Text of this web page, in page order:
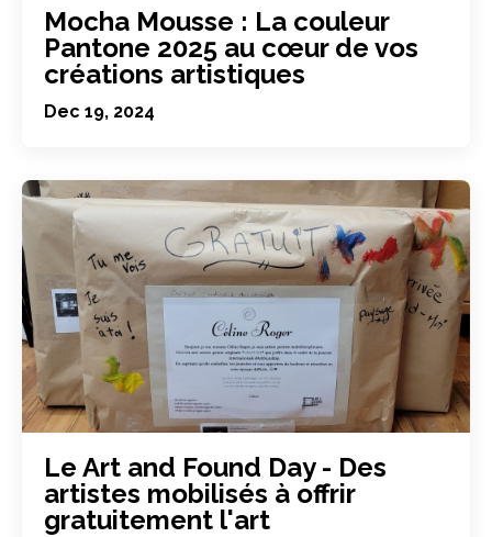
Mocha Mousse : La couleur
Pantone 2025 au cœur de vos
créations artistiques
Dec 19, 2024
Le Art and Found Day - Des
artistes mobilisés à offrir
gratuitement l'art